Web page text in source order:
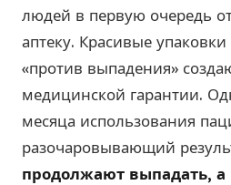
людей в первую очередь
аптеку. Красивые
«против выпадения»
медицинской гарантии.
месяца использования
разочаровывающий
продолжают выпадать, а